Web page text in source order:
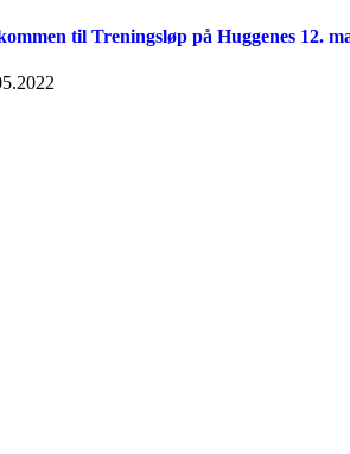
til Treningsløp på Huggenes 12.